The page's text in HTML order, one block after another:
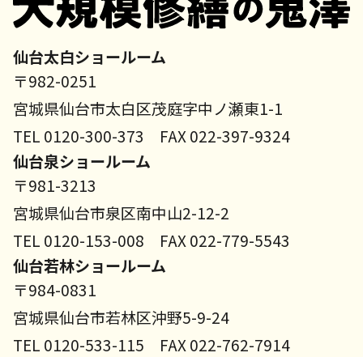
仙台太白ショールーム
〒982-0251
宮城県仙台市太白区茂庭字中ノ瀬東1-1
TEL 0120-300-373 FAX 022-397-9324
仙台泉ショールーム
〒981-3213
宮城県仙台市泉区南中山2-12-2
TEL 0120-153-008 FAX 022-779-5543
仙台若林ショールーム
〒984-0831
宮城県仙台市若林区沖野5-9-24
TEL 0120-533-115 FAX 022-762-7914